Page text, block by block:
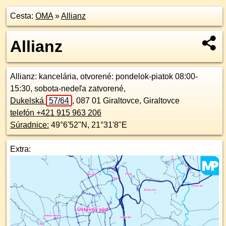
Cesta: OMA»Allianz
Allianz
Allianz: kancelária, otvorené: pondelok-piatok 08:00-
15:30, sobota-nedeľa zatvorené,
Dukelská
57/64 , 087 01 Giraltovce, Giraltovce
telefón +421 915 963 206
Súradnice: 49°6'52"N , 21°31'8"E
Extra: